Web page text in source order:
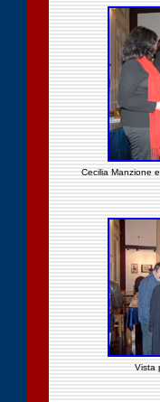
Cecilia Manzione
Vista